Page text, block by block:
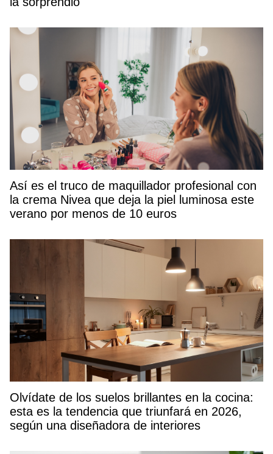
Así es el truco de maquillador profesional con
la crema Nivea que deja la piel luminosa este
verano por menos de 10 euros
Olvídate de los suelos brillantes en la cocina:
esta es la tendencia que triunfará en 2026,
según una diseñadora de interiores